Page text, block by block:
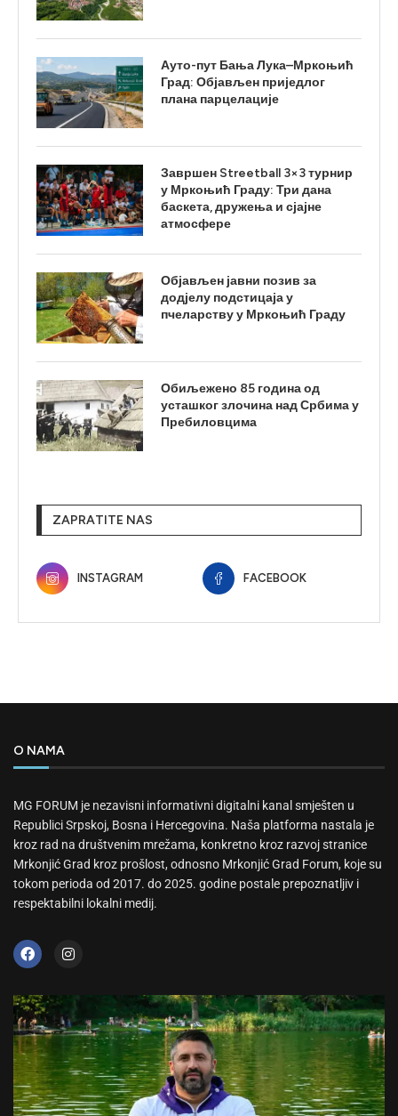
Ауто-пут Бања Лука–Мркоњић
Град: Објављен приједлог
плана парцелације
Завршен Streetball 3×3 турнир
у Мркоњић Граду: Три дана
баскета, дружења и сјајне
атмосфере
Објављен јавни позив за
додјелу подстицаја у
пчеларству у Мркоњић Граду
Обиљежено 85 година од
усташког злочина над Србима у
Пребиловцима
ZAPRATITE NAS
INSTAGRAM FACEBOOK
O NAMA
MG FORUM je nezavisni informativni digitalni kanal smješten u
Republici Srpskoj, Bosna i Hercegovina. Naša platforma nastala je
kroz rad na društvenim mrežama, konkretno kroz razvoj stranice
Mrkonjić Grad kroz prošlost, odnosno Mrkonjić Grad Forum, koje su
tokom perioda od 2017. do 2025. godine postale prepoznatljiv i
respektabilni lokalni medij.